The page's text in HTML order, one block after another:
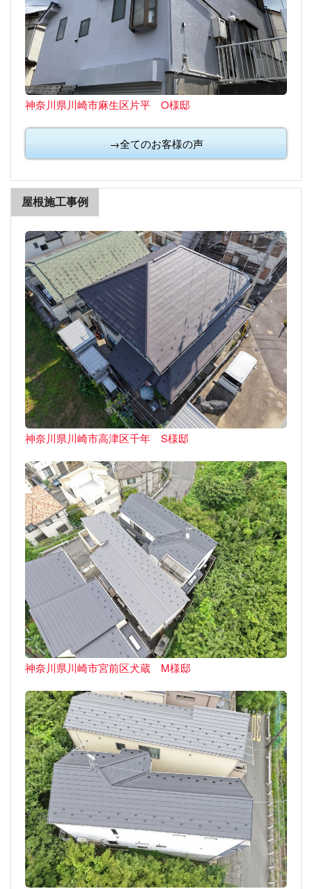
神奈川県川崎市麻生区片平 O様邸
→全てのお客様の声
屋根施工事例
神奈川県川崎市高津区千年 S様邸
神奈川県川崎市宮前区犬蔵 M様邸